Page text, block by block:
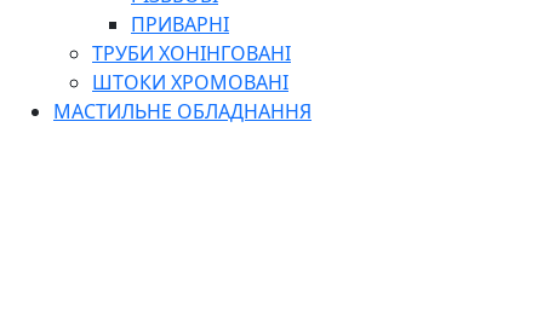
ПРИВАРНІ
ТРУБИ ХОНІНГОВАНІ
ШТОКИ ХРОМОВАНІ
МАСТИЛЬНЕ ОБЛАДНАННЯ